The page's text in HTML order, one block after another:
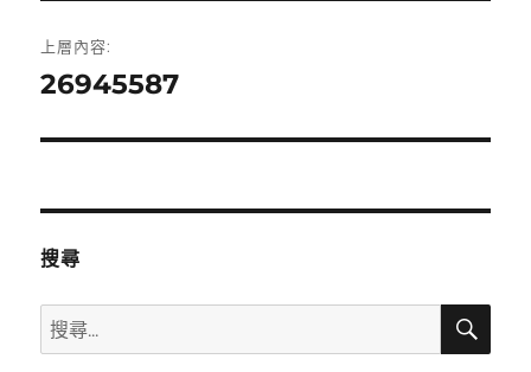
章
上層內容:
26945587
搜尋
搜
尋
搜